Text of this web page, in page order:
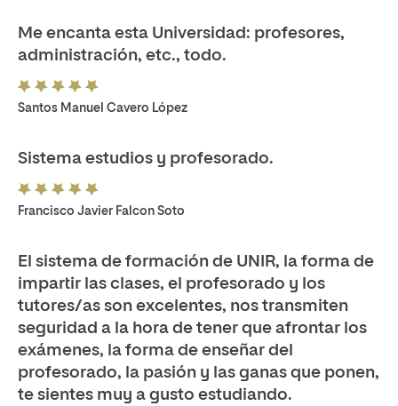
Me encanta esta Universidad: profesores,
administración, etc., todo.
Santos Manuel Cavero López
Sistema estudios y profesorado.
Francisco Javier Falcon Soto
El sistema de formación de UNIR, la forma de
impartir las clases, el profesorado y los
tutores/as son excelentes, nos transmiten
seguridad a la hora de tener que afrontar los
exámenes, la forma de enseñar del
profesorado, la pasión y las ganas que ponen,
te sientes muy a gusto estudiando.